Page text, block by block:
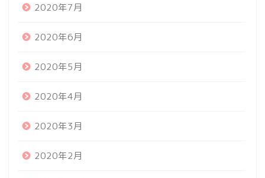
2020年7月
2020年6月
2020年5月
2020年4月
2020年3月
2020年2月